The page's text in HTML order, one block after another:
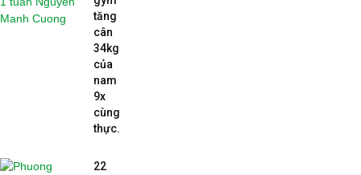
tăng
cân
34kg
của
nam
9x
cùng
thực...
22